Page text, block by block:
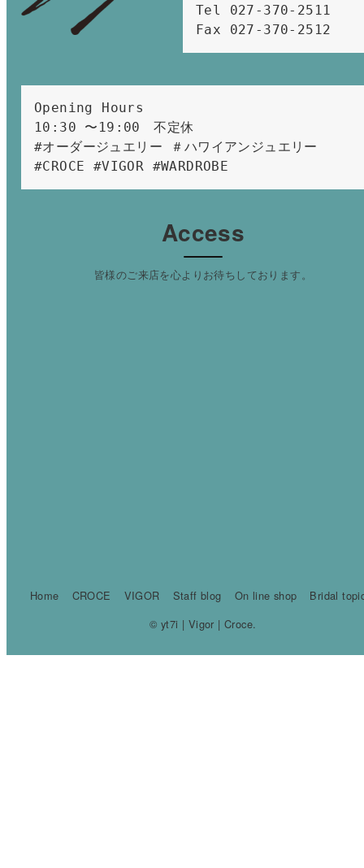
Tel 027-370-2511
Fax 027-370-2512
Opening Hours
10:30 〜19:00　不定休
#オーダージュエリー ＃ハワイアンジュエリー
#CROCE #VIGOR #WARDROBE
Access
皆様のご来店を心よりお待ちしております。
Home CROCE VIGOR Staff blog On line shop
Bridal
© yt7i | Vigor | Croce.